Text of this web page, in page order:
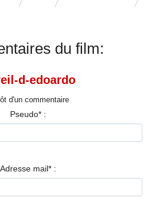
du film:
d-edoardo
d'un commentaire
Pseudo* :
Adresse mail* :